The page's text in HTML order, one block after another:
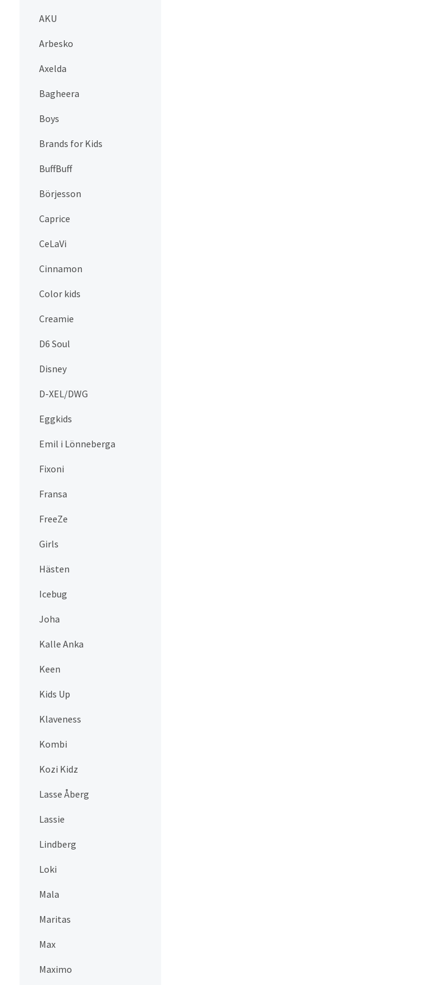
AKU
Arbesko
Axelda
Bagheera
Boys
Brands for Kids
BuffBuff
Börjesson
Caprice
CeLaVi
Cinnamon
Color kids
Creamie
D6 Soul
Disney
D-XEL/DWG
Eggkids
Emil i Lönneberga
Fixoni
Fransa
FreeZe
Girls
Hästen
Icebug
Joha
Kalle Anka
Keen
Kids Up
Klaveness
Kombi
Kozi Kidz
Lasse Åberg
Lassie
Lindberg
Loki
Mala
Maritas
Max
Maximo